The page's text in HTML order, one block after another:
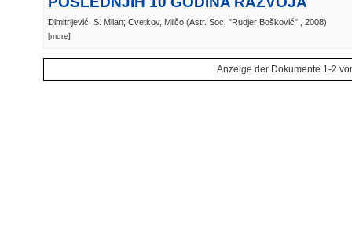
Dimitrijević, S. Milan; Cvetkov, Milčo (Astr. Soc. "Rudjer Bošković" , 2008)
[more]
Anzeige der Dokumente 1-2